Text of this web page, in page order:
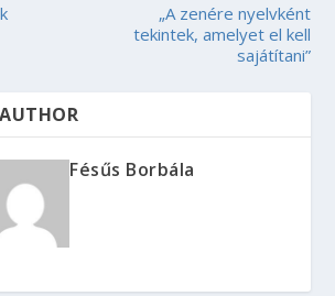
„A zenére nyelvként
tekintek, amelyet el kell
sajátítani”
Fésűs Borbála